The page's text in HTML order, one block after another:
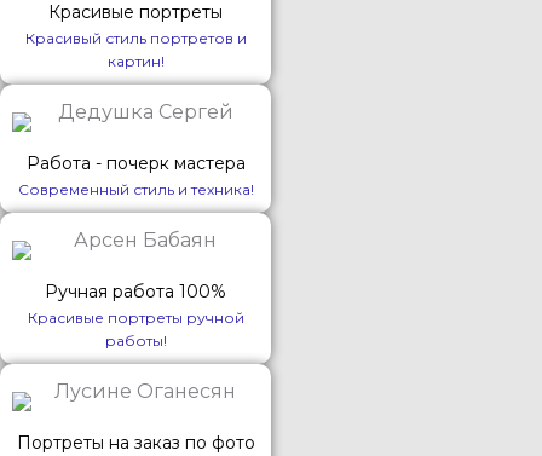
Красивые портреты
Красивый стиль портретов и
картин!
Работа - почерк мастера
Современный стиль и техника!
Ручная работа 100%
Красивые портреты ручной
работы!
Портреты на заказ по фото